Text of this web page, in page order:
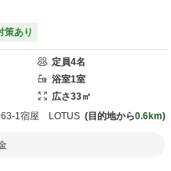
策あり
定員4名
浴室1室
広さ33㎡
1宿屋 LOTUS 目的地から0.6km